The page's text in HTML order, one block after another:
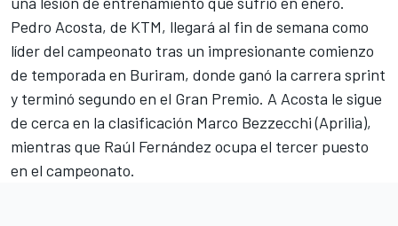
Pedro Acosta, de KTM, llegará al fin de semana como
líder del campeonato tras un impresionante comienzo
de temporada en Buriram, donde ganó la carrera sprint
y terminó segundo en el Gran Premio. A Acosta le sigue
de cerca en la clasificación Marco Bezzecchi(Aprilia),
mientras que Raúl Fernández ocupa el tercer puesto
en el campeonato.